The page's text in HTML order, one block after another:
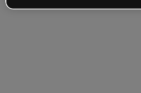
un autre domaine.